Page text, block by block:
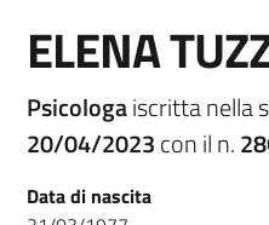
ELENA
Psicologaiscritta nella
20/04/2023con il n.
Data di nascita